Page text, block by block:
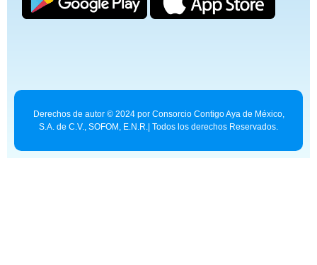
Derechos de autor © 2024 por Consorcio Contigo Aya de México,
S.A. de C.V., SOFOM, E.N.R.| Todos los derechos Reservados.